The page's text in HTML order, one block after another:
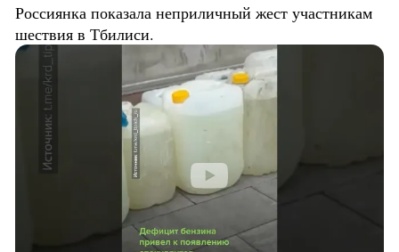
Россиянка показала неприличный жест участникам
шествия в Тбилиси.